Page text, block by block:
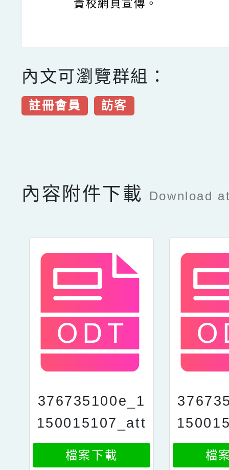
貴校網頁宣傳。
內文可瀏覽群組：
註冊會員 訪客
內容附件下載 Download
376735100e_1
150015107_att
ach7
檔案下載 檔